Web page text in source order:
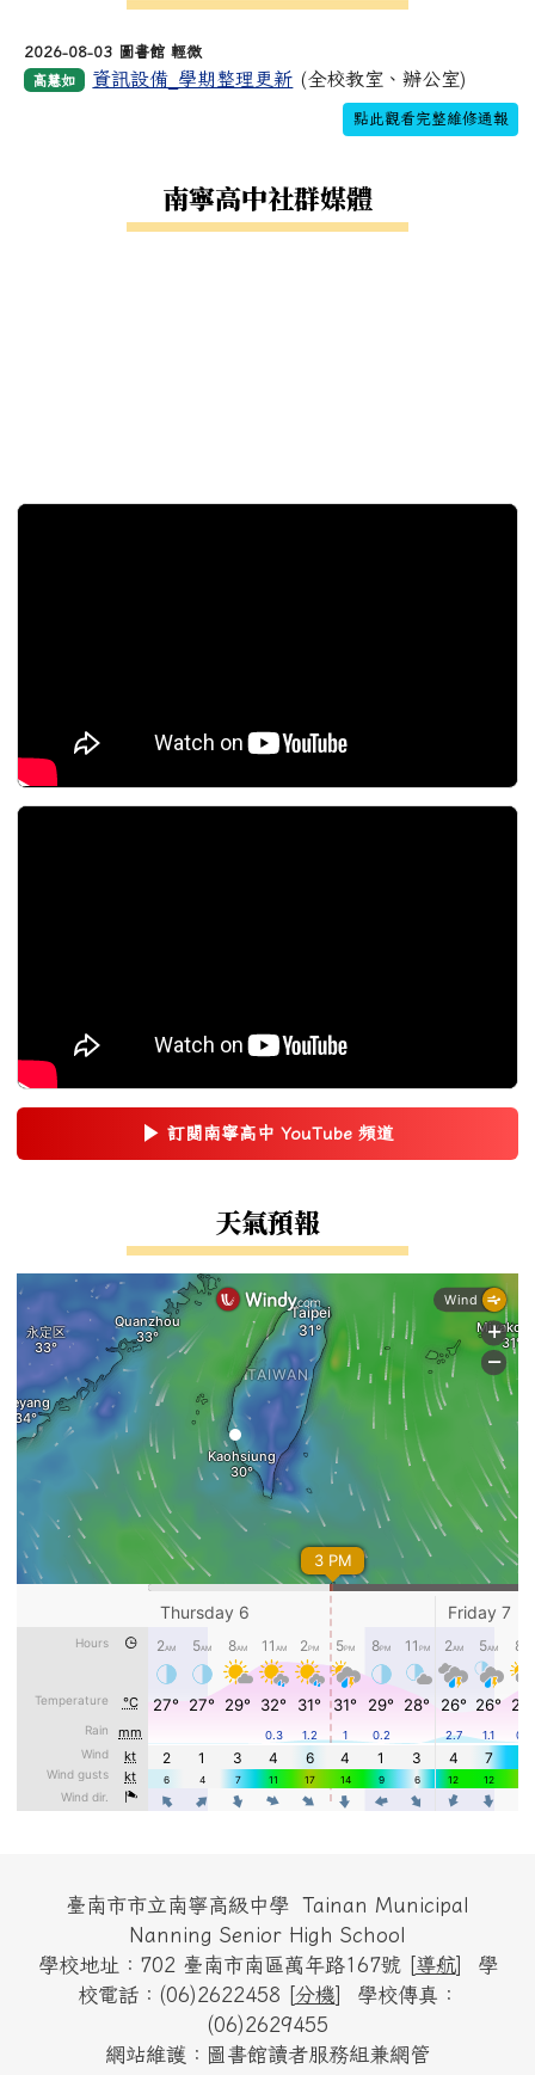
2026-08-03 圖書館 輕微
高慧如 資訊設備_學期整理更新 (全校教室、辦公室)
點此觀看完整維修通報
南寧高中社群媒體
▶ 訂閱南寧高中 YouTube 頻道
(另開新視窗)
天氣預報
頁尾區域內容
臺南市市立南寧高級中學 Tainan Municipal
Nanning Senior High School
學校地址：702 臺南市南區萬年路167號 [導航] 學
校電話：(06)2622458 [分機] 學校傳真：
(06)2629455
網站維護：圖書館讀者服務組兼網管